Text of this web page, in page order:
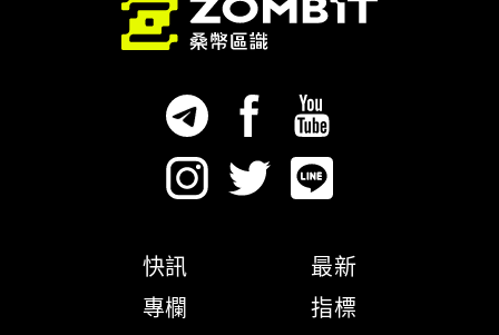
快訊
專欄
最新
指標